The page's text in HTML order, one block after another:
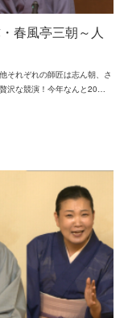
春風亭三朝～人
れぞれの師匠は志ん朝、さ
沢な競演！今年なんと20…